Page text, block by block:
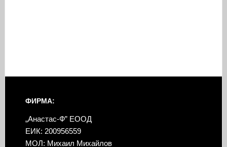
ФИРМА:
„Анастас-Ф” ЕООД
ЕИК: 200956559
МОЛ: Михаил Михайлов